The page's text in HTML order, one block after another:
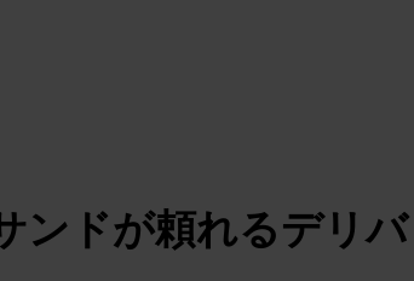
ンドが頼れるデリバ